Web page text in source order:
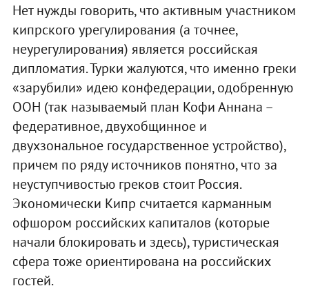
Нет нужды говорить, что активным участником
кипрского урегулирования (а точнее,
неурегулирования) является российская
дипломатия. Турки жалуются, что именно греки
«зарубили» идею конфедерации, одобренную
ООН (так называемый план Кофи Аннана –
федеративное, двухобщинное и
двухзональное государственное устройство),
причем по ряду источников понятно, что за
неуступчивостью греков стоит Россия.
Экономически Кипр считается карманным
офшором российских капиталов (которые
начали блокировать и здесь), туристическая
сфера тоже ориентирована на российских
гостей.